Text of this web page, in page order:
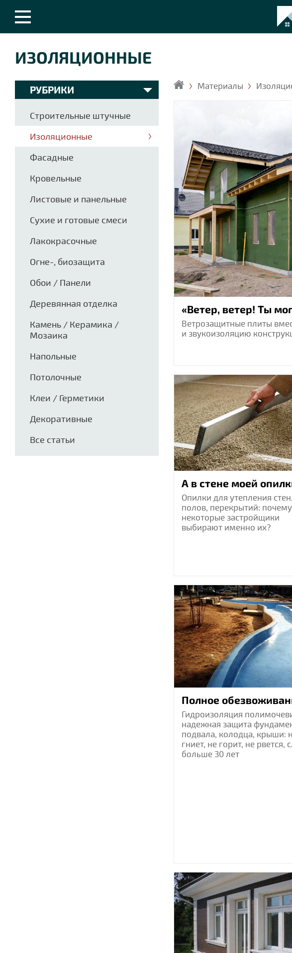
ИЗОЛЯЦИОННЫЕ
РУБРИКИ
Строительные штучные
Изоляционные
Фасадные
Кровельные
Листовые и панельные
Сухие и готовые смеси
Лакокрасочные
Огне-, биозащита
Обои / Панели
Деревянная отделка
Камень / Керамика /
Мозаика
Напольные
Потолочные
Клеи / Герметики
Декоративные
Все статьи
Материалы
«Ветер, ветер! Ты
Ветрозащитные плиты
и звукоизоляцию
А в стене моей
Опилки для утепления стен,
полов, перекрытий: почему
некоторые застройщики
выбирают именно их?
Полное
Гидроизоляция
надежная защита
подвала, колодца, крыши:
гниет, не горит, не рвется,
больше 30 лет